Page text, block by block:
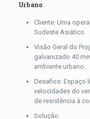
Urbano
Cliente: Uma
Sudeste Asiático
Visão Geral do
galvanizado 40
ambiente urbano.
Desafios: Espaço
velocidades do
de resistência à
Solução: